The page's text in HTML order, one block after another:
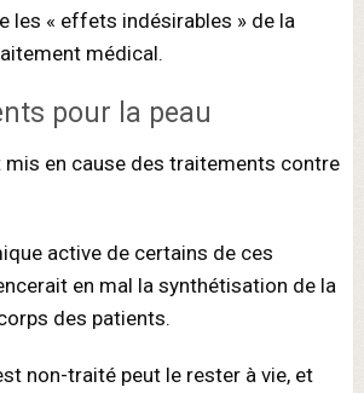
les « effets indésirables » de la
médical.
pour la peau
mis en cause des traitements contre
active de certains de ces
en mal la synthétisation de la
des patients.
non-traité peut le rester à vie, et